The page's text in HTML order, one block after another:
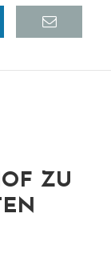
ZU